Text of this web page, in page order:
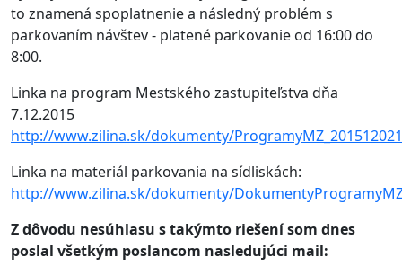
to znamená spoplatnenie a následný problém s
parkovaním návštev - platené parkovanie od 16:00 do
8:00.
Linka na program Mestského zastupiteľstva dňa
7.12.2015
http://www.zilina.sk/dokumenty/
Linka na materiál parkovania na sídliskách:
http://www.zilina.sk/dokumenty/
Z dôvodu nesúhlasu s takýmto riešení som dnes
poslal všetkým poslancom nasledujúci mail: